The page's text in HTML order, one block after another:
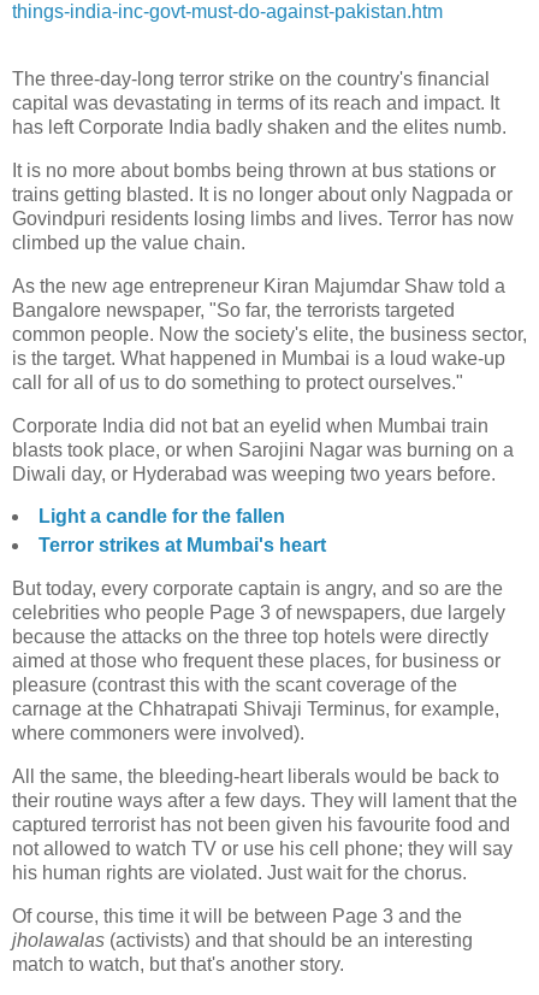
things-india-inc-govt-must-do-against-pakistan.htm
The three-day-long terror strike on the country's financial
capital was devastating in terms of its reach and impact. It
has left Corporate India badly shaken and the elites numb.
It is no more about bombs being thrown at bus stations or
trains getting blasted. It is no longer about only Nagpada or
Govindpuri residents losing limbs and lives. Terror has now
climbed up the value chain.
As the new age entrepreneur Kiran Majumdar Shaw told a
Bangalore newspaper, "So far, the terrorists targeted
common people. Now the society's elite, the business sector,
is the target. What happened in Mumbai is a loud wake-up
call for all of us to do something to protect ourselves."
Corporate India did not bat an eyelid when Mumbai train
blasts took place, or when Sarojini Nagar was burning on a
Diwali day, or Hyderabad was weeping two years before.
Light a candle for the fallen
Terror strikes at Mumbai's heart
But today, every corporate captain is angry, and so are the
celebrities who people Page 3 of newspapers, due largely
because the attacks on the three top hotels were directly
aimed at those who frequent these places, for business or
pleasure (contrast this with the scant coverage of the
carnage at the Chhatrapati Shivaji Terminus, for example,
where commoners were involved).
All the same, the bleeding-heart liberals would be back to
their routine ways after a few days. They will lament that the
captured terrorist has not been given his favourite food and
not allowed to watch TV or use his cell phone; they will say
his human rights are violated. Just wait for the chorus.
Of course, this time it will be between Page 3 and the
jholawalas (activists) and that should be an interesting
match to watch, but that's another story.